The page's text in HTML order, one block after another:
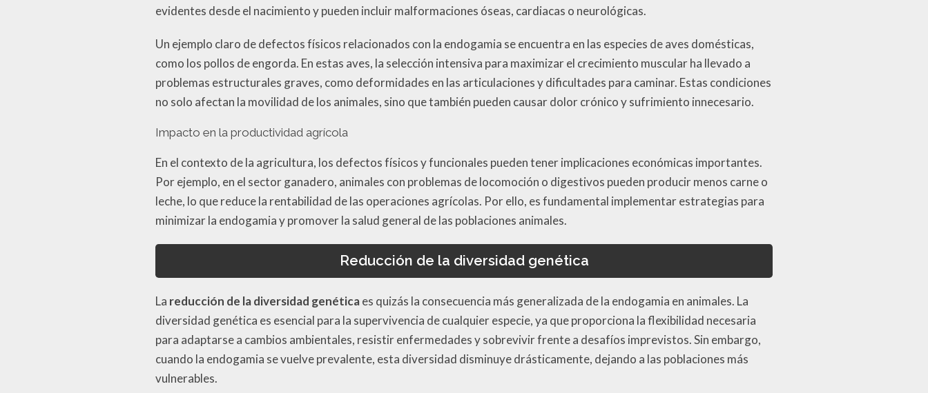
evidentes desde el nacimiento y pueden incluir malformaciones óseas, cardiacas o neurológicas.
Un ejemplo claro de defectos físicos relacionados con la endogamia se encuentra en las especies de aves domésticas,
como los pollos de engorda. En estas aves, la selección intensiva para maximizar el crecimiento muscular ha llevado a
problemas estructurales graves, como deformidades en las articulaciones y dificultades para caminar. Estas condiciones
no solo afectan la movilidad de los animales, sino que también pueden causar dolor crónico y sufrimiento innecesario.
Impacto en la productividad agrícola
En el contexto de la agricultura, los defectos físicos y funcionales pueden tener implicaciones económicas importantes.
Por ejemplo, en el sector ganadero, animales con problemas de locomoción o digestivos pueden producir menos carne o
leche, lo que reduce la rentabilidad de las operaciones agrícolas. Por ello, es fundamental implementar estrategias para
minimizar la endogamia y promover la salud general de las poblaciones animales.
Reducción de la diversidad genética
La reducción de la diversidad genéticaes quizás la consecuencia más generalizada de la endogamia en animales. La
diversidad genética es esencial para la supervivencia de cualquier especie, ya que proporciona la flexibilidad necesaria
para adaptarse a cambios ambientales, resistir enfermedades y sobrevivir frente a desafíos imprevistos. Sin embargo,
cuando la endogamia se vuelve prevalente, esta diversidad disminuye drásticamente, dejando a las poblaciones más
vulnerables.